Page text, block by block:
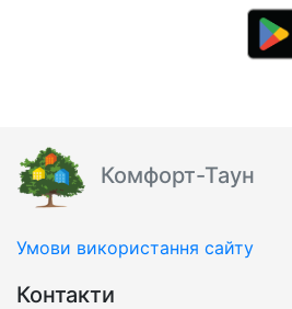
Комфорт-Таун
Умови використання сайту
Контакти